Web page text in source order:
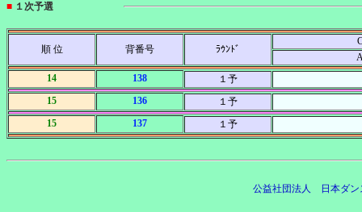
■ １次予選
順 位 背番号 ﾗｳﾝﾄﾞ
14
138
１予
15
136
１予
15
137 １予
公益社団法人 日本ダ